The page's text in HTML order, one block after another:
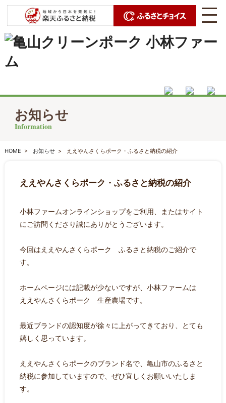
お知らせ
Information
HOME > お知らせ> ええやんさくらポーク・ふるさと納税の紹介
ええやんさくらポーク・ふるさと納税の紹介
小林ファームオンラインショップをご利用、またはサイト
にご訪問くださり誠にありがとうございます。
今回はええやんさくらポーク ふるさと納税のご紹介で
す。
ホームページには記載が少ないですが、小林ファームは
ええやんさくらポーク 生産農場です。
最近ブランドの認知度が徐々に上がってきており、とても
嬉しく思っています。
ええやんさくらポークのブランド名で、亀山市のふるさと
納税に参加していますので、ぜひ宜しくお願いいたしま
す。